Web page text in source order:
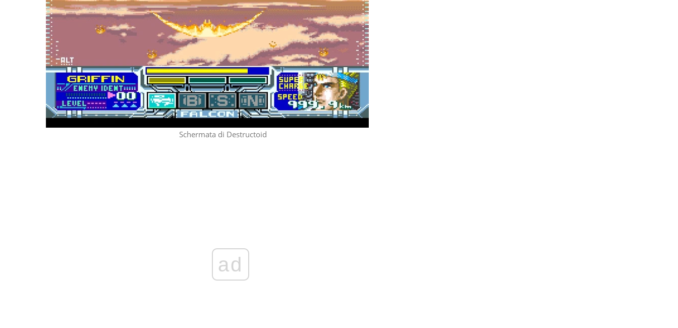
Schermata di Destructoid
ad